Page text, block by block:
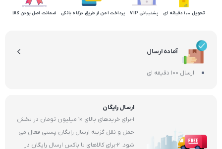
تحویل 100 دقیقه ای پشتیبانی VIP پرداخت امن از طریق درگاه بانکی ضمانت اصل بودن کالا
آماده ارسال
ارسال 100 دقیقه ای
ارسال رایگان
1-برای خریدهای بالای 10 میلیون تومان در بخش
حمل و نقل گزینه ارسال رایگان پستی فعال می
شود. 2-برای کالاهای با باکس ارسال رایگان در